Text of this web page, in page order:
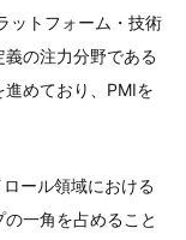
ットフォーム・技術
の注力分野である
めており、PMIを
ール領域における
一角を占めること